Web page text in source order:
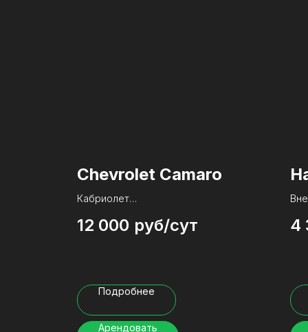
Chevrolet Camaro
Кабриолет
Выкатился в 2020 году с
Аппетит этого красавчика 12
литров отборного Аи-100 на 100
км., естественно в спокойном
режиме)
12 000 руб/сут
Подробнее
Арендовать
Аи-
4